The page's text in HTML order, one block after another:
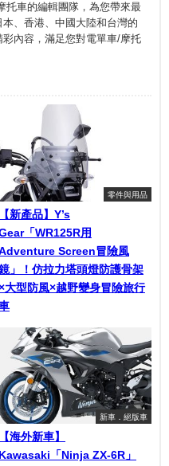
托車的編輯團隊，為您帶來最
、香港、中國大陸和台灣的
內容，滿足您對電單車/摩托
零件與用品
【新產品】Y’s
「WR125R用
Adventure Screen冒險風
」！仿拉力塔頭燈防護骨架
大型防風×越野變身冒險旅行
新車．絕版車
【海外新車】
Kawasaki「Ninja ZX-6R」